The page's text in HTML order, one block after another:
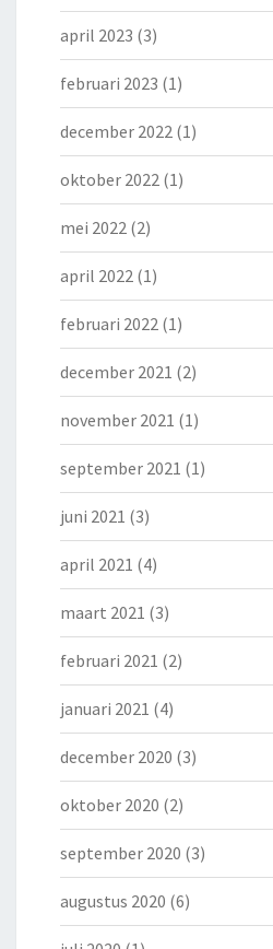
april 2023 (3)
februari 2023 (1)
december 2022 (1)
oktober 2022 (1)
mei 2022 (2)
april 2022 (1)
februari 2022 (1)
december 2021 (2)
november 2021 (1)
september 2021 (1)
juni 2021 (3)
april 2021 (4)
maart 2021 (3)
februari 2021 (2)
januari 2021 (4)
december 2020 (3)
oktober 2020 (2)
september 2020 (3)
augustus 2020 (6)